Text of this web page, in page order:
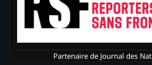
Partenaire de Journal des